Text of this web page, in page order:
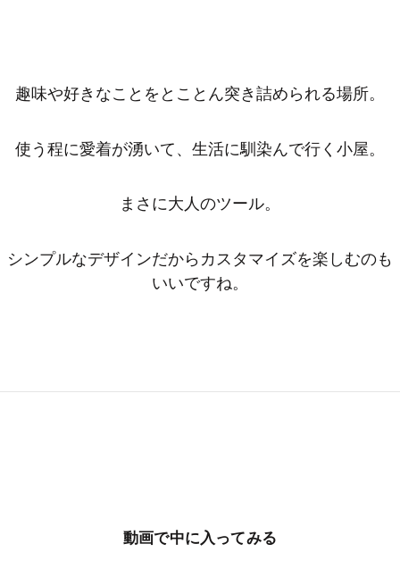
趣味や好きなことをとことん突き詰められる場所。
使う程に愛着が湧いて、生活に馴染んで行く小屋。
まさに大人のツール。
シンプルなデザインだからカスタマイズを楽しむのも
いいですね。
動画で中に入ってみる